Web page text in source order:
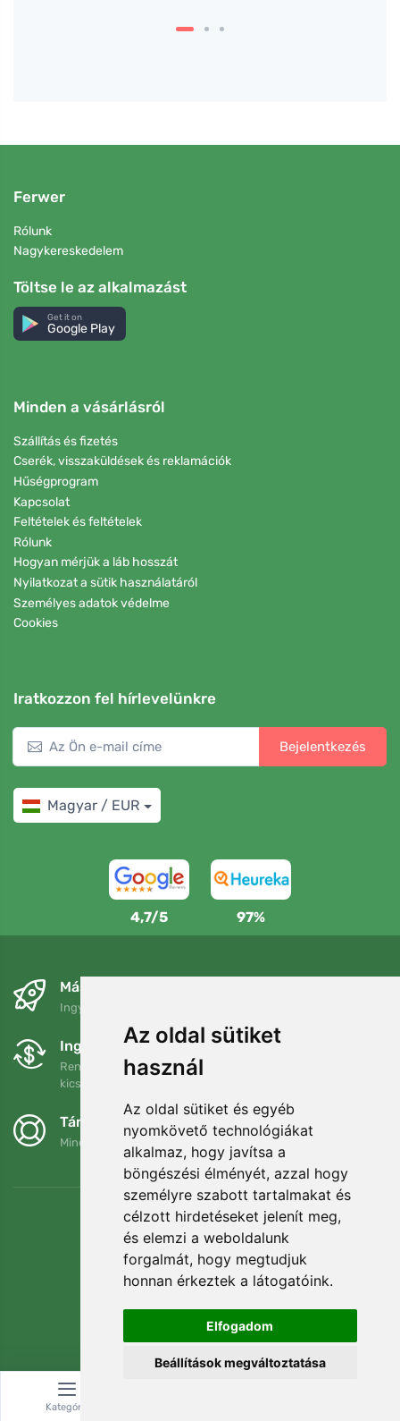
Az oldal sütiket
használ
Az oldal sütiket és egyéb
nyomkövető technológiákat
alkalmaz, hogy javítsa a
böngészési élményét, azzal hogy
személyre szabott tartalmakat és
célzott hirdetéseket jelenít meg,
és elemzi a weboldalunk
forgalmát, hogy megtudjuk
honnan érkeztek a látogatóink.
Elfogadom
Beállítások megváltoztatása
Ferwer
Rólunk
Nagykereskedelem
Töltse le az alkalmazást
Get it on
Google Play
Minden a vásárlásról
Szállítás és fizetés
Cserék, visszaküldések és reklamációk
Hűségprogram
Kapcsolat
Feltételek és feltételek
Rólunk
Hogyan mérjük a láb hosszát
Nyilatkozat a sütik használatáról
Személyes adatok védelme
Cookies
Iratkozzon fel hírlevelünkre
Bejelentkezés
Magyar / EUR
4,7/5 97%
Másnapra és ingyenesen
Ingyenes szállítás a következő összeg felett: 80 EUR
Ingyenes csere és visszaküldés
Rendelését 90 napon belül bármikor visszaküldheti vagy
kicserélheti.
Támogatjuk a Trees.org-ot
Minden megrendelésért ültetünk egy fát! Bővebben
Kategória